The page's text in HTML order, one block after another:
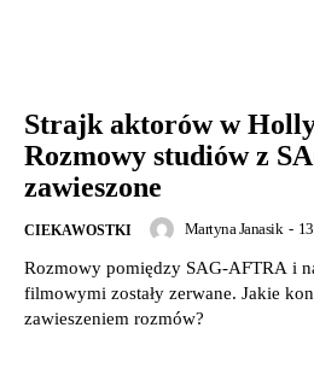
Strajk aktorów w
Rozmowy studiów z
zawieszone
CIEKAWOSTKI Martyna Janasik -
Rozmowy pomiędzy SAG-AFTRA i
filmowymi zostały zerwane. Jakie
zawieszeniem rozmów?